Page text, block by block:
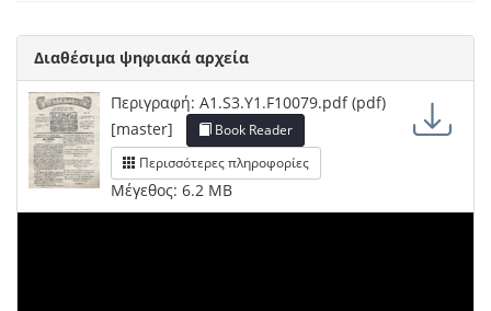
Διαθέσιμα ψηφιακά αρχεία
Περιγραφή: A1.S3.Y1.F10079.pdf (pdf)
[master]
Book Reader
Περισσότερες πληροφορίες
Μέγεθος: 6.2 MB